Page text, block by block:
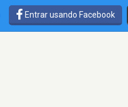
Entrar usando Facebook